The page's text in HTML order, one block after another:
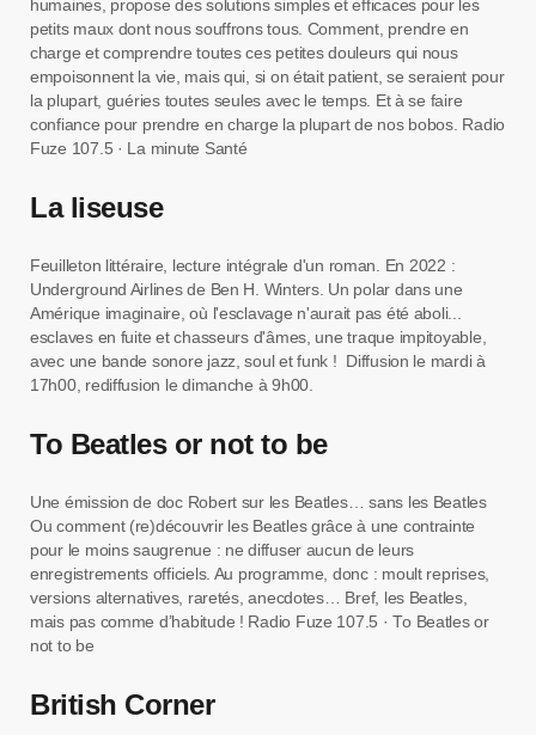
humaines, propose des solutions simples et efficaces pour les
petits maux dont nous souffrons tous. Comment, prendre en
charge et comprendre toutes ces petites douleurs qui nous
empoisonnent la vie, mais qui, si on était patient, se seraient pour
la plupart, guéries toutes seules avec le temps. Et à se faire
confiance pour prendre en charge la plupart de nos bobos. Radio
Fuze 107.5 · La minute Santé
La liseuse
Feuilleton littéraire, lecture intégrale d'un roman. En 2022 :
Underground Airlines de Ben H. Winters. Un polar dans une
Amérique imaginaire, où l'esclavage n'aurait pas été aboli...
esclaves en fuite et chasseurs d'âmes, une traque impitoyable,
avec une bande sonore jazz, soul et funk ! Diffusion le mardi à
17h00, rediffusion le dimanche à 9h00.
To Beatles or not to be
Une émission de doc Robert sur les Beatles… sans les Beatles
Ou comment (re)découvrir les Beatles grâce à une contrainte
pour le moins saugrenue : ne diffuser aucun de leurs
enregistrements officiels. Au programme, donc : moult reprises,
versions alternatives, raretés, anecdotes… Bref, les Beatles,
mais pas comme d’habitude ! Radio Fuze 107.5 · To Beatles or
not to be
British Corner